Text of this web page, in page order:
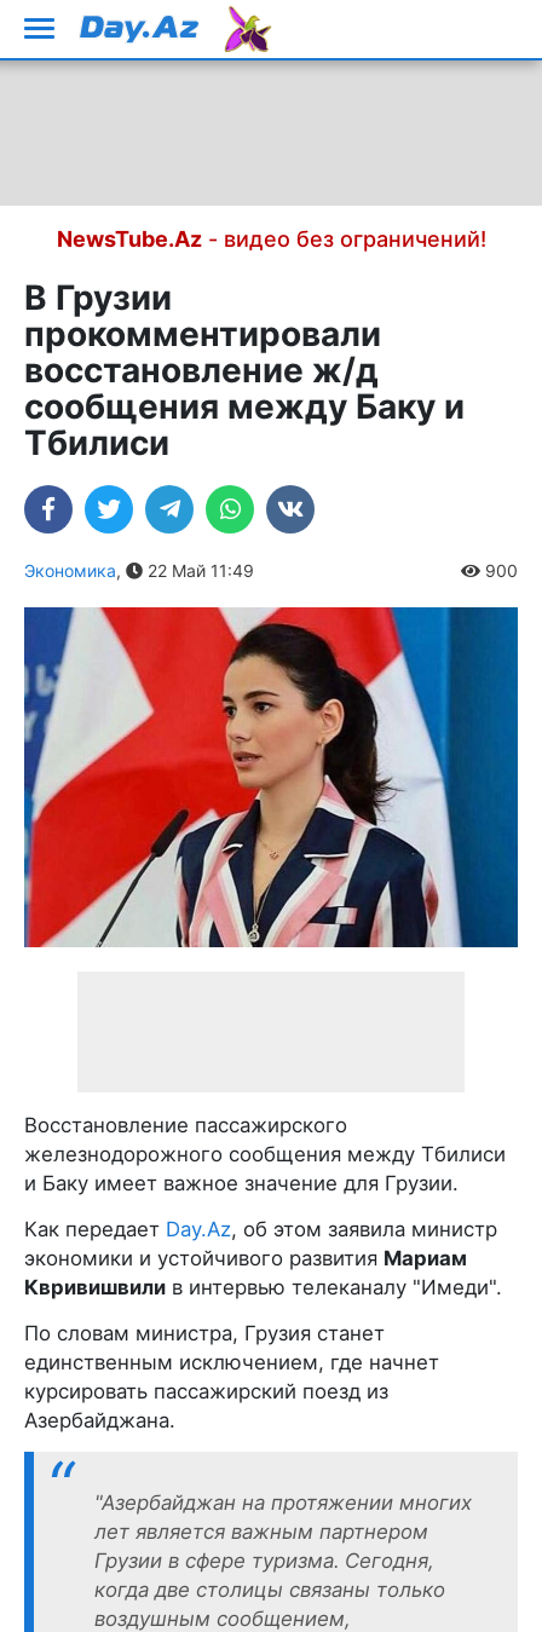
NewsTube.Az- видео без ограничений!
В Грузии
прокомментировали
восстановление ж/д
сообщения между Баку и
Тбилиси
Экономика, 22 Май 11:49 900
Восстановление пассажирского
железнодорожного сообщения между Тбилиси
и Баку имеет важное значение для Грузии.
Как передает Day.Az, об этом заявила министр
экономики и устойчивого развития Мариам
Квривишвили в интервью телеканалу "Имеди".
По словам министра, Грузия станет
единственным исключением, где начнет
курсировать пассажирский поезд из
Азербайджана.
"Азербайджан на протяжении многих
лет является важным партнером
Грузии в сфере туризма. Сегодня,
когда две столицы связаны только
воздушным сообщением,